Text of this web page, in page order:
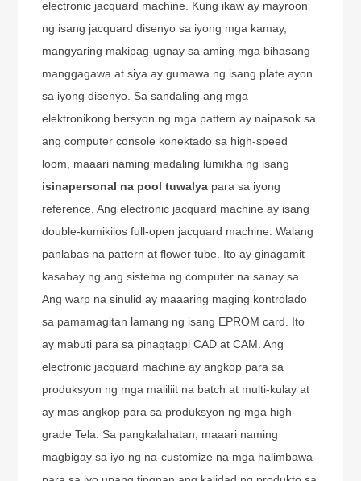
electronic jacquard machine. Kung ikaw ay mayroon
ng isang jacquard disenyo sa iyong mga kamay,
mangyaring makipag-ugnay sa aming mga bihasang
manggagawa at siya ay gumawa ng isang plate ayon
sa iyong disenyo. Sa sandaling ang mga
elektronikong bersyon ng mga pattern ay naipasok sa
ang computer console konektado sa high-speed
loom, maaari naming madaling lumikha ng isang
isinapersonal na pool tuwalya para sa iyong
reference. Ang electronic jacquard machine ay isang
double-kumikilos full-open jacquard machine. Walang
panlabas na pattern at flower tube. Ito ay ginagamit
kasabay ng ang sistema ng computer na sanay sa.
Ang warp na sinulid ay maaaring maging kontrolado
sa pamamagitan lamang ng isang EPROM card. Ito
ay mabuti para sa pinagtagpi CAD at CAM. Ang
electronic jacquard machine ay angkop para sa
produksyon ng mga maliliit na batch at multi-kulay at
ay mas angkop para sa produksyon ng mga high-
grade Tela. Sa pangkalahatan, maaari naming
magbigay sa iyo ng na-customize na mga halimbawa